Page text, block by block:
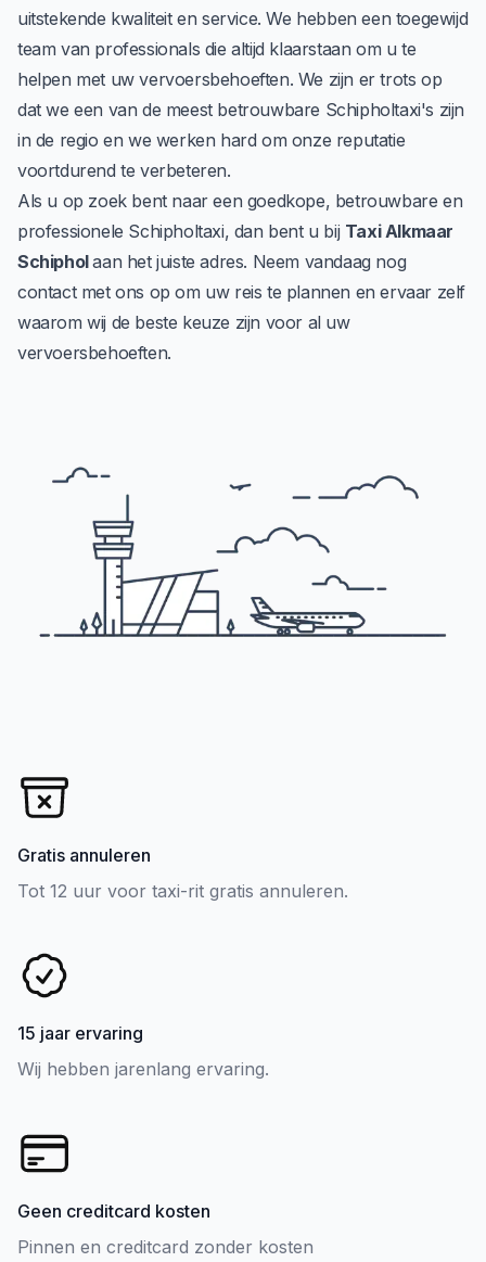
uitstekende kwaliteit en service. We hebben een toegewijd
team van professionals die altijd klaarstaan om u te
helpen met uw vervoersbehoeften. We zijn er trots op
dat we een van de meest betrouwbare Schipholtaxi's zijn
in de regio en we werken hard om onze reputatie
voortdurend te verbeteren.
Als u op zoek bent naar een goedkope, betrouwbare en
professionele Schipholtaxi, dan bent u bij Taxi Alkmaar
Schipholaan het juiste adres. Neem vandaag nog
contact met ons op om uw reis te plannen en ervaar zelf
waarom wij de beste keuze zijn voor al uw
vervoersbehoeften.
Gratis annuleren
Tot 12 uur voor taxi-rit gratis annuleren.
15 jaar ervaring
Wij hebben jarenlang ervaring.
Geen creditcard kosten
Pinnen en creditcard zonder kosten